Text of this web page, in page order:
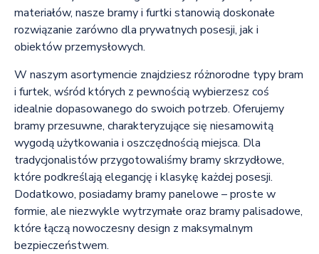
materiałów, nasze bramy i furtki stanowią doskonałe
rozwiązanie zarówno dla prywatnych posesji, jak i
obiektów przemysłowych.
W naszym asortymencie znajdziesz różnorodne typy bram
i furtek, wśród których z pewnością wybierzesz coś
idealnie dopasowanego do swoich potrzeb. Oferujemy
bramy przesuwne, charakteryzujące się niesamowitą
wygodą użytkowania i oszczędnością miejsca. Dla
tradycjonalistów przygotowaliśmy bramy skrzydłowe,
które podkreślają elegancję i klasykę każdej posesji.
Dodatkowo, posiadamy bramy panelowe – proste w
formie, ale niezwykle wytrzymałe oraz bramy palisadowe,
które łączą nowoczesny design z maksymalnym
bezpieczeństwem.